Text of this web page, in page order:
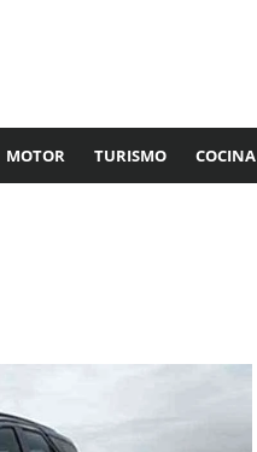
MOTOR TURISMO COCINA